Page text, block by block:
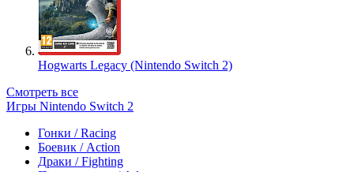
Hogwarts Legacy (Nintendo Switch 2)
Смотреть все
Игры Nintendo Switch 2
Гонки / Racing
Боевик / Action
Драки / Fighting